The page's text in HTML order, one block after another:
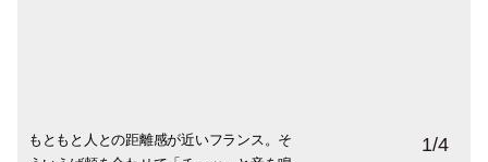
もともと人との距離感が近いフランス。そ
華やかさ、美しさ、芳醇な香りのバラが大
マッチングサイトだけでなく、いわゆる
グッズのモチーフにも使われる
1/4